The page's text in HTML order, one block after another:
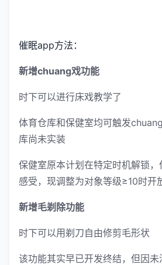
催眠app方法：
新增chuang戏功能
时下可以进行床戏教学了
体育仓库和保健室均可触发
库尚未实装
保健室原本计划在特定时机解锁
感受，现调整为对象等级≥10时开
新增毛剃除功能
时下可以用剃刀自由修剪毛形状
该功能其实早已开发终结，但因